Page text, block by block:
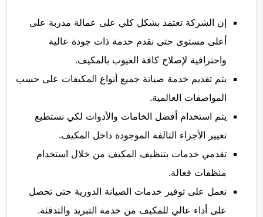
إن الشركة تعتمد بشكل كلي على عمالة مدربة على
أعلى مستوى حتى نقدم خدمة ذات جودة عالية
واحترافية لإصلاح كافة العيوب بالمكيف.
يتم تقديم خدمة صيانة جميع أنواع المكيفات على حسب
المواصفات العالمية.
يتم استخدام أفضل الخامات والأدوات لكي نستطيع
تغيير الأجزاء التالفة الموجودة داخل المكيف.
تقدمي خدمات بتنظيف المكيف من خلال استخدام
منظفات فعالة.
نعمل على توفير خدمات الصيانة الدورية حتى تحصل
على أداء عالي للمكيف من خدمة التبريد والتدفئة.